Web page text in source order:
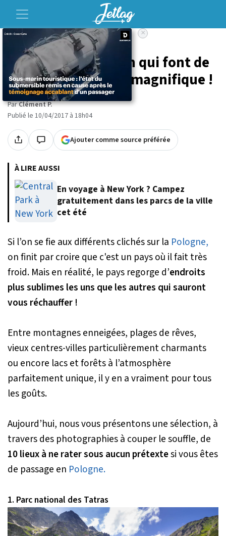
Voyage
10 lieux d'exception qui font de
la Pologne un pays magnifique !
ParClément P.
Publié le 10/04/2017 à 18h04
Ajouter comme source préférée
À LIRE AUSSI
En voyage à New York ? Campez
gratuitement dans les parcs de la ville
cet été
Si l’on se fie aux différents clichés sur la Pologne,
on finit par croire que c'est un pays où il fait très
froid. Mais en réalité, le pays regorge d’endroits
plus sublimes les uns que les autres qui sauront
vous réchauffer !
Entre montagnes enneigées, plages de rêves,
vieux centres-villes particulièrement charmants
ou encore lacs et forêts à l’atmosphère
parfaitement unique, il y en a vraiment pour tous
les goûts.
Aujourd’hui, nous vous présentons une sélection, à
travers des photographies à couper le souffle, de
10 lieux à ne rater sous aucun prétextesi vous êtes
de passage en Pologne.
1. Parc national des Tatras
×